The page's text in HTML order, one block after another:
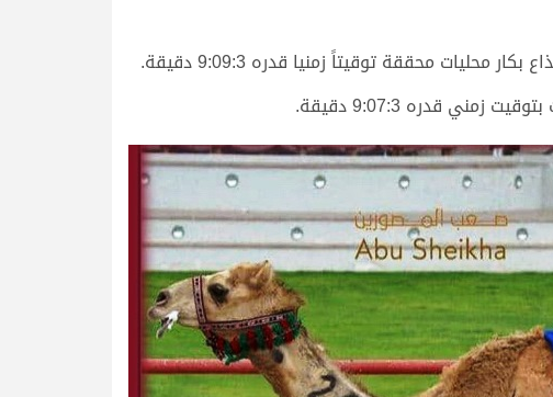
محققة توقيتاً زمنيا قدره 9:09:3 دقيقة.
قدره 9:07:3 دقيقة.